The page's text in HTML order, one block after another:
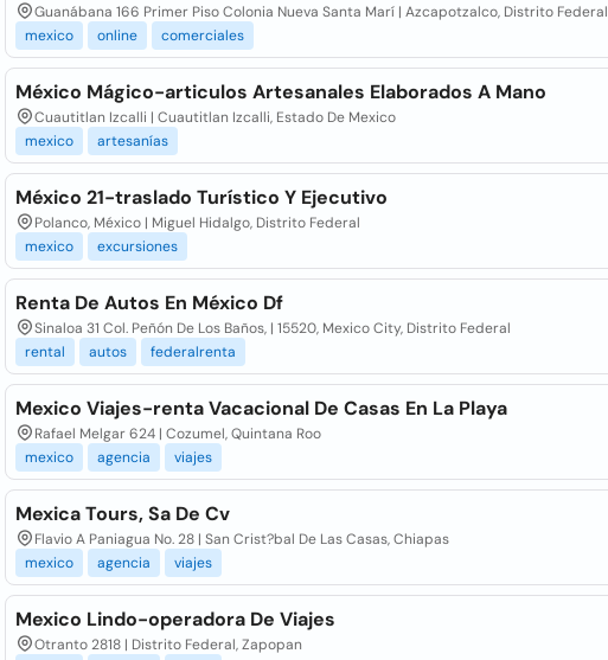
Guanábana 166 Primer Piso Colonia Nueva Santa Marí | Azcapotzalco, Distrito Federal
mexico
online comerciales
México Mágico-articulos Artesanales Elaborados A Mano
Cuautitlan Izcalli | Cuautitlan Izcalli, Estado De Mexico
mexico
artesanías
México 21-traslado Turístico Y Ejecutivo
Polanco, México | Miguel Hidalgo, Distrito Federal
mexico
excursiones
Renta De Autos En México Df
Sinaloa 31 Col. Peñón De Los Baños, | 15520, Mexico City, Distrito Federal
rental
autos federalrenta
Mexico Viajes-renta Vacacional De Casas En La Playa
Rafael Melgar 624 | Cozumel, Quintana Roo
mexico
agencia viajes
Mexica Tours, Sa De Cv
Flavio A Paniagua No. 28 | San Crist?bal De Las Casas, Chiapas
mexico
agencia viajes
Mexico Lindo-operadora De Viajes
Otranto 2818 | Distrito Federal, Zapopan